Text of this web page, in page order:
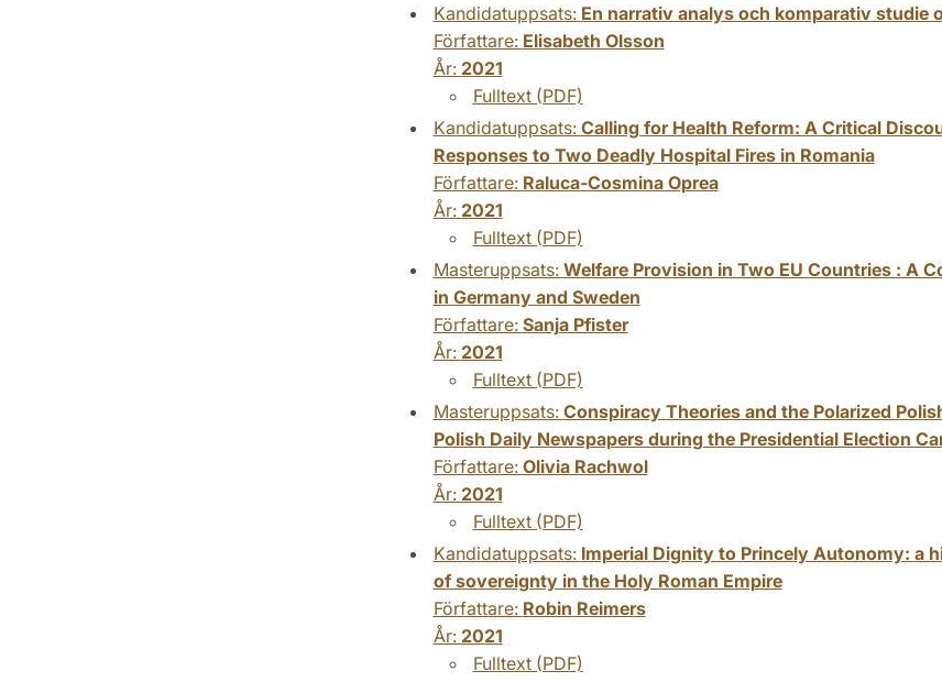
Kandidatuppsats: En narrativ analys och komparativ studie
Författare: Elisabeth Olsson
År: 2021
Fulltext (PDF)
Kandidatuppsats: Calling for Health Reform: A Critical
Responses to Two Deadly Hospital Fires in Romania
Författare: Raluca-Cosmina Oprea
År: 2021
Fulltext (PDF)
Masteruppsats: Welfare Provision in Two EU Countries : A
in Germany and Sweden
Författare: Sanja Pfister
År: 2021
Fulltext (PDF)
Masteruppsats: Conspiracy Theories and the Polarized
Polish Daily Newspapers during the Presidential Election
Författare: Olivia Rachwol
År: 2021
Fulltext (PDF)
Kandidatuppsats: Imperial Dignity to Princely Autonomy: a
of sovereignty in the Holy Roman Empire
Författare: Robin Reimers
År: 2021
Fulltext (PDF)